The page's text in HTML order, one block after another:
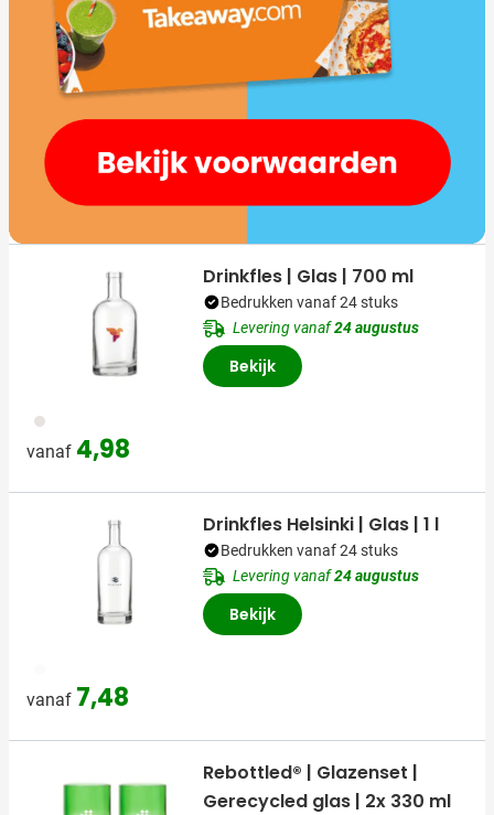
970
vanaf 4,98
Drinkfles | Glas | 700 ml
Bedrukken vanaf 24 stuks
Levering vanaf24 augustus
Bekijk
vanaf 7,48
Drinkfles Helsinki | Glas | 1 l
Bedrukken vanaf 24 stuks
Levering vanaf24 augustus
Bekijk
Rebottled® | Glazenset |
Gerecycled glas | 2x 330 ml